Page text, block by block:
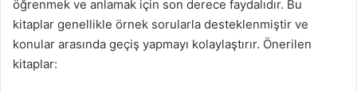
öğrenmek ve anlamak için son derece faydalıdır. Bu
kitaplar genellikle örnek sorularla desteklenmiştir ve
konular arasında geçiş yapmayı kolaylaştırır. Önerilen
kitaplar: